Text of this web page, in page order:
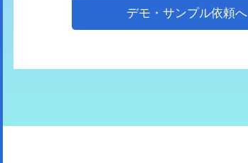
デモ・サンプル依頼へ